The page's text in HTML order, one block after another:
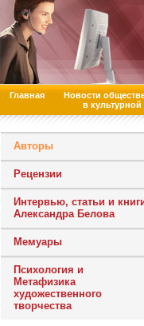
Главная
Новости
в
Авторы
Рецензии
Интервью, статьи и
Александра Белова
Мемуары
Психология и
Метафизика
художественного
творчества